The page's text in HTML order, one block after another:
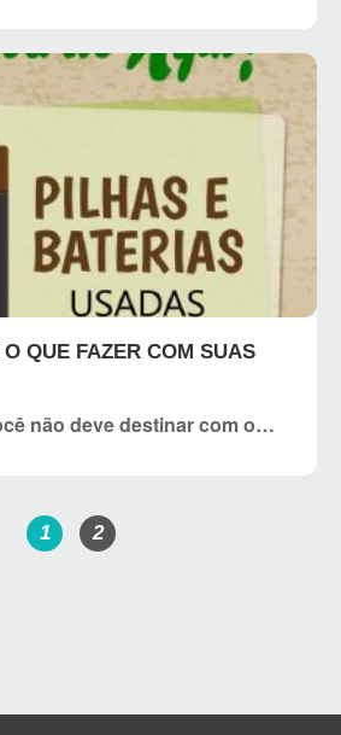
QUE FAZER COM SUAS
não deve destinar com o…
1 2